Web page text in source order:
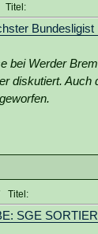
Titel:
Bundesligist
bei Werder
diskutiert.
Titel:
SGE